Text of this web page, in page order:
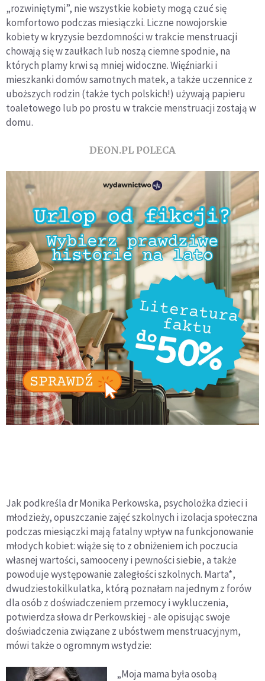
„rozwiniętymi”, nie wszystkie kobiety mogą czuć się
komfortowo podczas miesiączki. Liczne nowojorskie
kobiety w kryzysie bezdomności w trakcie menstruacji
chowają się w zaułkach lub noszą ciemne spodnie, na
których plamy krwi są mniej widoczne. Więźniarki i
mieszkanki domów samotnych matek, a także uczennice z
uboższych rodzin (także tych polskich!) używają papieru
toaletowego lub po prostu w trakcie menstruacji zostają w
domu.
DEON.PL POLECA
Jak podkreśla dr Monika Perkowska, psycholożka dzieci i
młodzieży, opuszczanie zajęć szkolnych i izolacja społeczna
podczas miesiączki mają fatalny wpływ na funkcjonowanie
młodych kobiet: wiąże się to z obniżeniem ich poczucia
własnej wartości, samooceny i pewności siebie, a także
powoduje występowanie zaległości szkolnych. Marta*,
dwudziestokilkulatka, którą poznałam na jednym z forów
dla osób z doświadczeniem przemocy i wykluczenia,
potwierdza słowa dr Perkowskiej - ale opisując swoje
doświadczenia związane z ubóstwem menstruacyjnym,
mówi także o ogromnym wstydzie:
„Moja mama była osobą